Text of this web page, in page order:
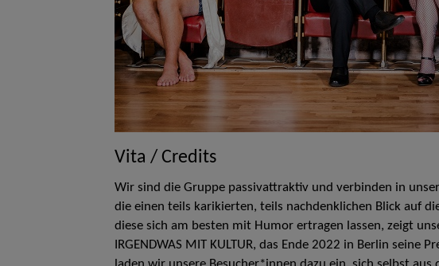
Vita / Credits
Wir sind die Gruppe passivattraktiv und verbinden in
die einen teils karikierten, teils nachdenklichen Blick auf
diese sich am besten mit Humor ertragen lassen, zeigt
IRGENDWAS MIT KULTUR, das Ende 2022 in Berlin seine